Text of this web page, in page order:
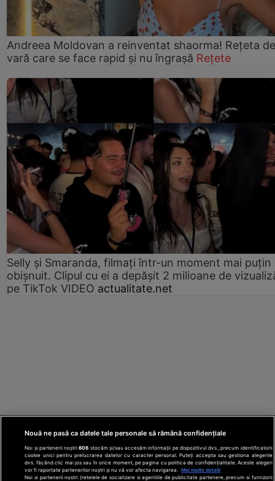
Andreea Moldovan a reinventat shaorma! Rețeta de
vară care se face rapid și nu îngrașă Rețete
Selly și Smaranda, filmați într-un moment mai puțin
obișnuit. Clipul cu ei a depășit 2 milioane de
pe TikTok VIDEO actualitate.net
Nouă ne pasă ca datele tale personale să rămână confidențiale
Noi și partenerii noștri606 stocăm și/sau accesăm informații pe dispozitivul dvs., precum identificatorii
cookie unici pentru prelucrarea datelor cu caracter personal. Puteți accepta sau gestiona alegerile
dvs. făcând clic mai jos sau în orice moment, pe pagina cu politica de confidențialitate. Aceste alegeri
vor fi raportate partenerilor noștri și nu vă vor afecta navigarea.
Mai multe detalii
Noi si partenerii nostri (retelele de socializare si agentiile de publicitate partenere, precum si furnizorii